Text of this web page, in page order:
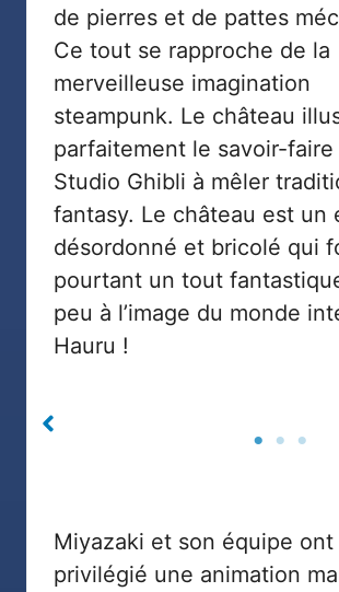
de pierres et de pattes
Ce tout se rapproche de la
merveilleuse imagination
steampunk. Le château
parfaitement le savoir-faire
Studio Ghibli à mêler
fantasy. Le château est un
désordonné et bricolé qui
pourtant un tout
peu à l’image du monde
Hauru !
Miyazaki et son équipe
privilégié une animation